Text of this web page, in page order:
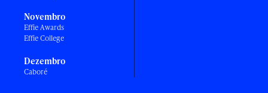
Novembro
Effie Awards
Effie College
Dezembro
Caboré